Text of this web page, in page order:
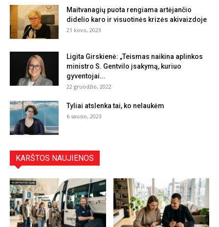
Maitvanagių puota rengiama artėjančio
didelio karo ir visuotinės krizės akivaizdoje
21 kovo, 2023
Ligita Girskienė: „Teismas naikina aplinkos
ministro S. Gentvilo įsakymą, kuriuo
gyventojai...
22 gruodžio, 2022
Tyliai atslenka tai, ko nelaukėm
6 sausio, 2023
KARŠTOS NAUJIENOS